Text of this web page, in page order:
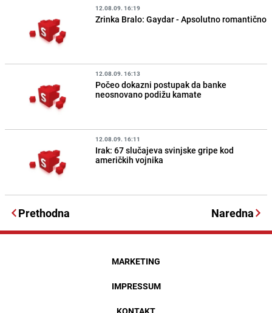
12.08.09. 16:19
Zrinka Bralo: Gaydar - Apsolutno romantično
12.08.09. 16:13
Počeo dokazni postupak da banke
neosnovano podižu kamate
12.08.09. 16:11
Irak: 67 slučajeva svinjske gripe kod
američkih vojnika
Prethodna Naredna
MARKETING
IMPRESSUM